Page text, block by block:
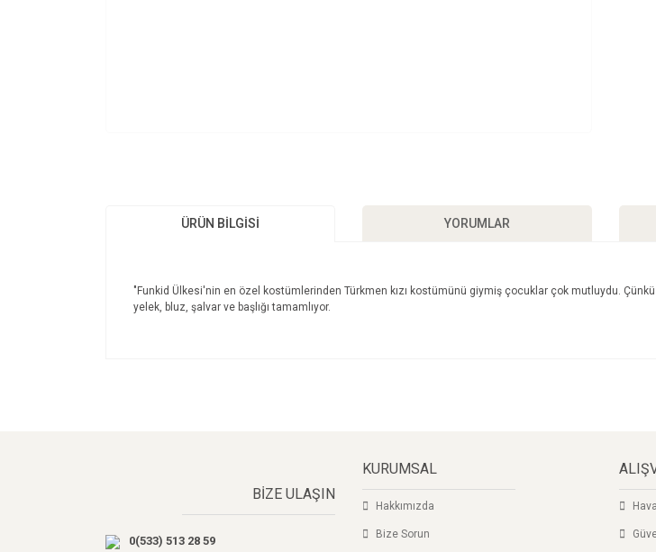
ÜRÜN BILGISI YORUMLAR
"Funkid Ülkesi'nin en özel kostümlerinden Türkmen kızı kostümünü giymiş çocuklar çok mutluydu.
yelek, bluz, şalvar ve başlığı tamamlıyor.
Ürün fiyatı diğer sitelerden daha pahalı.
Bu ürüne benzer farklı alternatifler olmalı.
BİZE ULAŞIN
0(533) 513 28 59
KURUMSAL
Hakkımızda
Bize Sorun